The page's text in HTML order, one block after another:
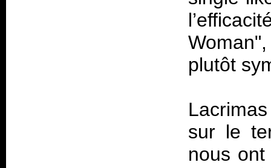
plutôt
sur le
nous